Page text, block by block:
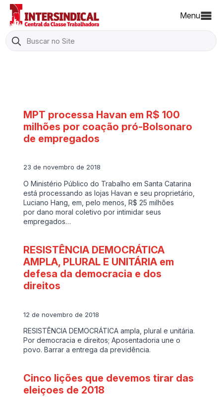
Menu
Search
for:
MPT processa Havan em R$ 100
milhões por coação pró-Bolsonaro
de empregados
23 de novembro de 2018
O Ministério Público do Trabalho em Santa Catarina
está processando as lojas Havan e seu proprietário,
Luciano Hang, em, pelo menos, R$ 25 milhões
por dano moral coletivo por intimidar seus
empregados…
RESISTÊNCIA DEMOCRÁTICA
AMPLA, PLURAL E UNITÁRIA em
defesa da democracia e dos
direitos
12 de novembro de 2018
RESISTÊNCIA DEMOCRÁTICA ampla, plural e unitária.
Por democracia e direitos; Aposentadoria une o
povo. Barrar a entrega da previdência.
Cinco lições que devemos tirar das
eleiçoes de 2018